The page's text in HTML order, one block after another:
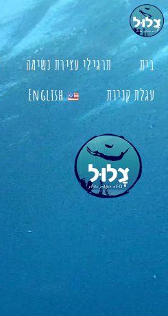
לדלג
לתוכן
בית תרגילי עצירת נשימה
עגלת קניות
English